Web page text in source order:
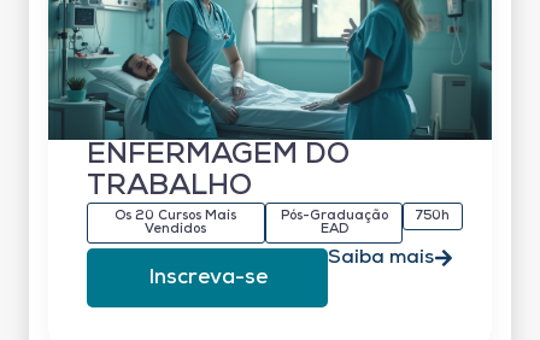
ENFERMAGEM DO
TRABALHO
Os 20 Cursos Mais
Vendidos
Pós-Graduação
EAD
750h
Inscreva-se
Saiba mais